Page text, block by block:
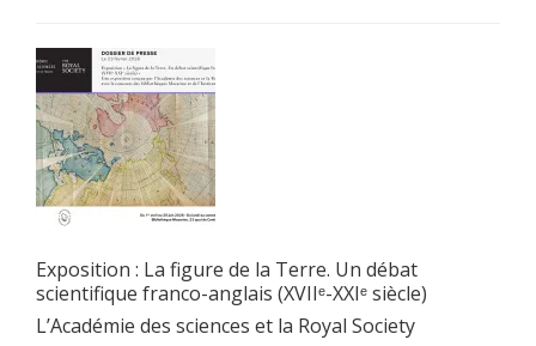
Exposition : La figure de la Terre. Un débat
scientifique franco-anglais (XVIIᵉ-XXIᵉ siècle)
L’Académie des sciences et la Royal Society